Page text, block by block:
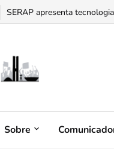
“Bumbum triste” na
Sobre